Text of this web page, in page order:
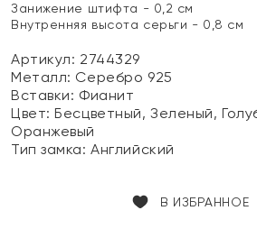
Занижение штифта - 0,2 см
Внутренняя высота серьги - 0,8 см
Артикул: 2744329
Металл: Серебро 925
Вставки: Фианит
Цвет:Бесцветный, Зеленый,
Оранжевый
Тип замка:Английский
В ИЗБРАННОЕ